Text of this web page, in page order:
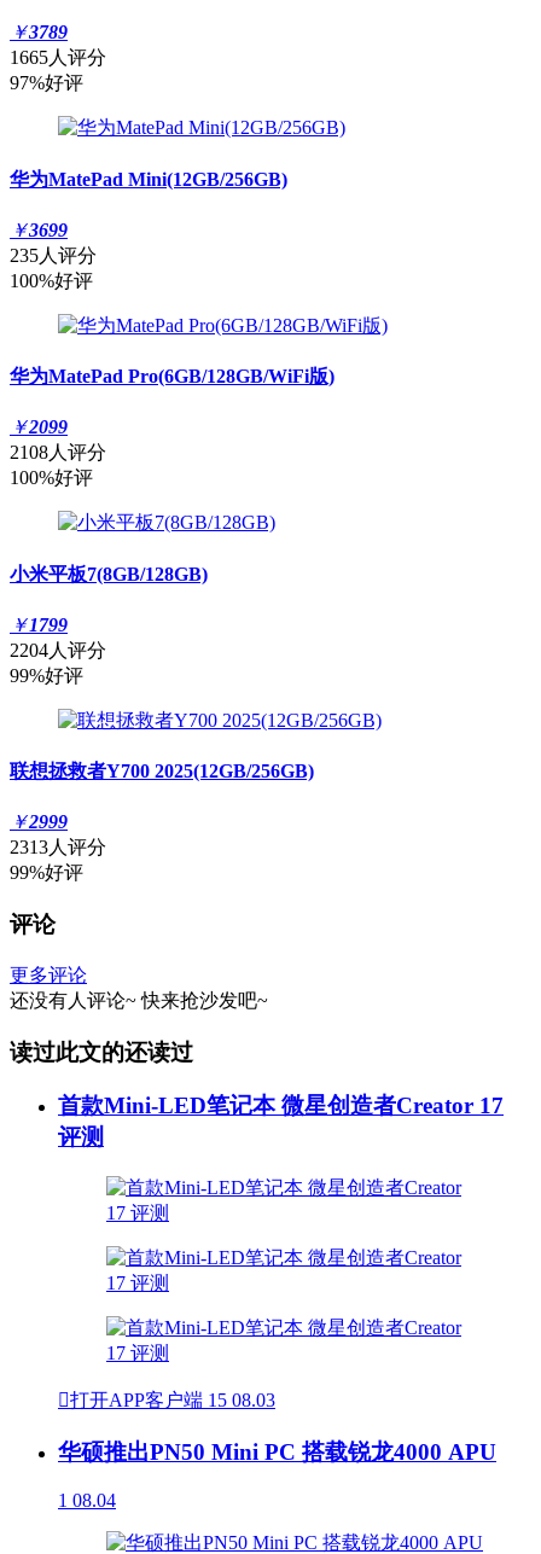
￥3789
1665人评分
97%好评
华为MatePad Mini(12GB/256GB)
￥3699
235人评分
100%好评
华为MatePad Pro(6GB/128GB/WiFi版)
￥2099
2108人评分
100%好评
小米平板7(8GB/128GB)
￥1799
2204人评分
99%好评
联想拯救者Y700 2025(12GB/256GB)
￥2999
2313人评分
99%好评
评论
更多评论
还没有人评论~ 快来抢沙发吧~
读过此文的还读过
首款Mini-LED笔记本 微星创造者Creator 17
评测
打开APP客户端 15 08.03
华硕推出PN50 Mini PC 搭载锐龙4000 APU
1 08.04